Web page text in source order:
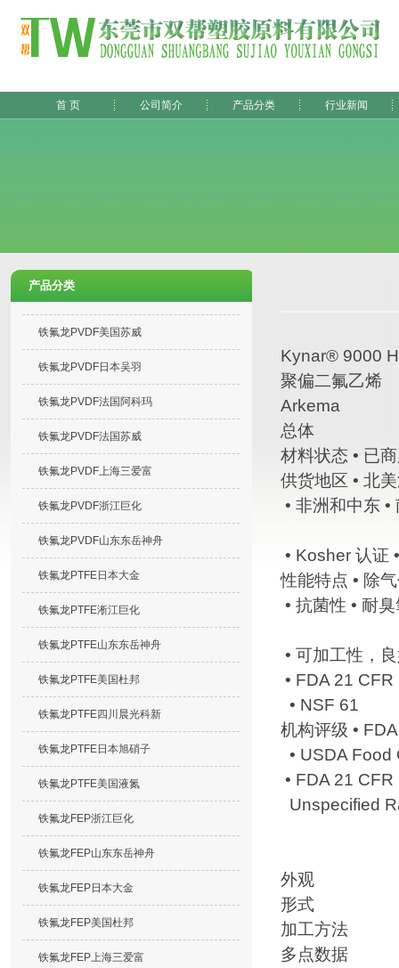
首 页 公司简介 产品分类 行业新闻
产品分类
铁氟龙PVDF美国苏威
铁氟龙PVDF日本吴羽
铁氟龙PVDF法国阿科玛
铁氟龙PVDF法国苏威
铁氟龙PVDF上海三爱富
铁氟龙PVDF浙江巨化
铁氟龙PVDF山东东岳神舟
铁氟龙PTFE日本大金
铁氟龙PTFE淅江巨化
铁氟龙PTFE山东东岳神舟
铁氟龙PTFE美国杜邦
铁氟龙PTFE四川晨光科新
铁氟龙PTFE日本旭硝子
铁氟龙PTFE美国液氮
铁氟龙FEP浙江巨化
铁氟龙FEP山东东岳神舟
铁氟龙FEP日本大金
铁氟龙FEP美国杜邦
铁氟龙FEP上海三爱富
Kynar® 9000
聚偏二氟乙烯
Arkema
总体
材料状态 • 已
供货地区 • 北
• 非洲和中东
• Kosher 认证
性能特点 • 除
• 抗菌性 • 耐
• 可加工性，
• FDA 21
• NSF 61
机构评级 •
• USDA
• FDA 21
Unspecified
外观
形式
加工方法
多点数据